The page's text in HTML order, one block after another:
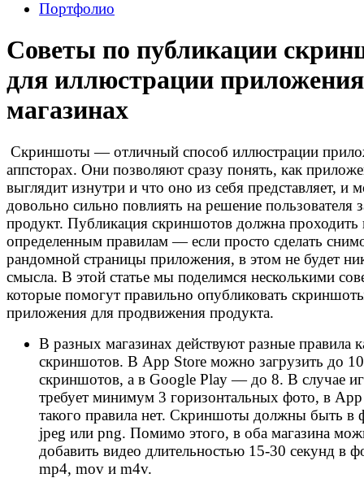
Портфолио
Советы по публикации
для иллюстрации
магазинах
Скриншоты — отличный способ иллюстрации
аппсторах. Они позволяют сразу понять, как
выглядит изнутри и что оно из себя представляет, и
довольно сильно повлиять на решение пользователя
продукт. Публикация скриншотов должна проходить
определенным правилам — если просто сделать
рандомной страницы приложения, в этом не будет
смысла. В этой статье мы поделимся несколькими
которые помогут правильно опубликовать
приложения для продвижения продукта.
В разных магазинах действуют разные правила
скриншотов. В App Store можно загрузить до 10
скриншотов, а в Google Play — до 8. В случае
требует минимум 3 горизонтальных фото, в
такого правила нет. Скриншоты должны быть в
jpeg или png. Помимо этого, в оба магазина
добавить видео длительностью 15-30 секунд в
mp4, mov и m4v.